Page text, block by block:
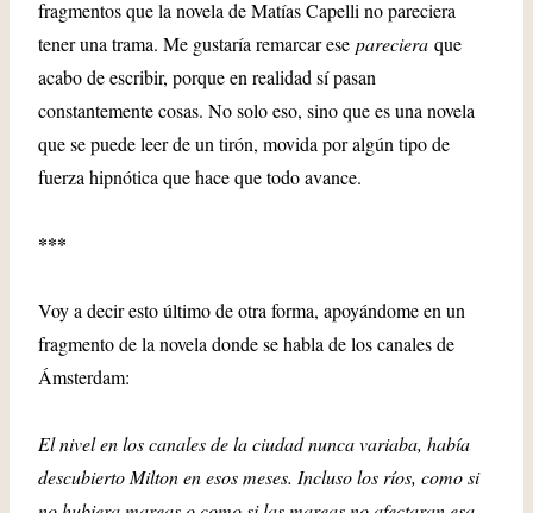
fragmentos que la novela de Matías Capelli no pareciera
tener una trama. Me gustaría remarcar ese pareciera que
acabo de escribir, porque en realidad sí pasan
constantemente cosas. No solo eso, sino que es una novela
que se puede leer de un tirón, movida por algún tipo de
fuerza hipnótica que hace que todo avance.
***
Voy a decir esto último de otra forma, apoyándome en un
fragmento de la novela donde se habla de los canales de
Ámsterdam:
El nivel en los canales de la ciudad nunca variaba, había
descubierto Milton en esos meses. Incluso los ríos, como si